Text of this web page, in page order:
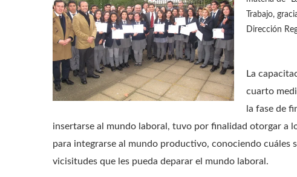
Trabajo,
Dirección
La
cuarto
la fase de
insertarse al mundo laboral, tuvo por finalidad otorgar a
para integrarse al mundo productivo, conociendo cuáles
vicisitudes que les pueda deparar el mundo laboral.